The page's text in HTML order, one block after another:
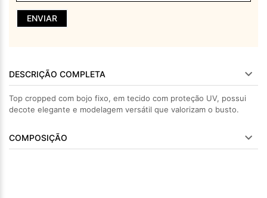
ENVIAR
DESCRIÇÃO COMPLETA
Top cropped com bojo fixo, em tecido com proteção UV, possui
decote elegante e modelagem versátil que valorizam o busto.
COMPOSIÇÃO